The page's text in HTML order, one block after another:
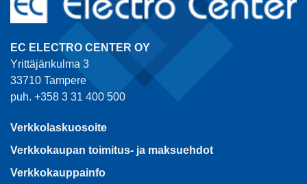
EC ELECTRO CENTER OY
Yrittäjänkulma 3
33710 Tampere
puh. +358 3 31 400 500
Verkkolaskuosoite
Verkkokaupan toimitus- ja maksuehdot
Verkkokauppainfo